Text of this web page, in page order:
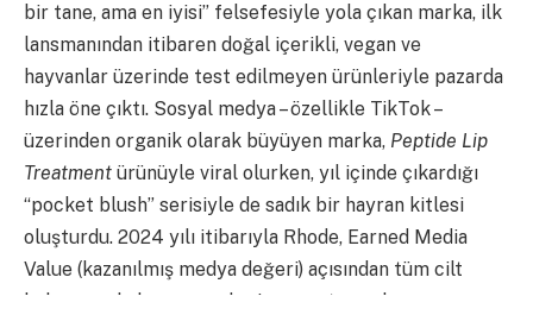
bir tane, ama en iyisi” felsefesiyle yola çıkan marka, ilk
lansmanından itibaren doğal içerikli, vegan ve
hayvanlar üzerinde test edilmeyen ürünleriyle pazarda
hızla öne çıktı. Sosyal medya – özellikle TikTok –
üzerinden organik olarak büyüyen marka, Peptide Lip
Treatment ürünüyle viral olurken, yıl içinde çıkardığı
“pocket blush” serisiyle de sadık bir hayran kitlesi
oluşturdu. 2024 yılı itibarıyla Rhode, Earned Media
Value (kazanılmış medya değeri) açısından tüm cilt
bakım markaları arasında zirveye oturarak,